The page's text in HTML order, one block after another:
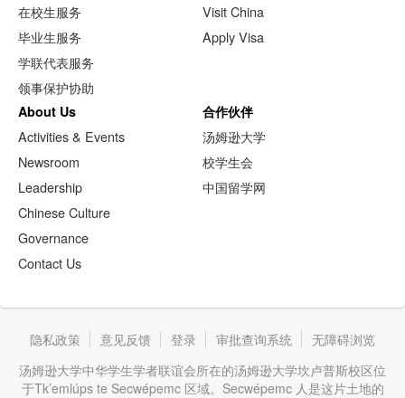
在校生服务
毕业生服务
学联代表服务
领事保护协助
Visit China
Apply Visa
About Us
Activities & Events
Newsroom
Leadership
Chinese Culture
Governance
Contact Us
合作伙伴
汤姆逊大学
校学生会
中国留学网
隐私政策 意见反馈 登录 审批查询系统
无障碍浏览
汤姆逊大学中华学生学者联谊会所在的汤姆逊大学坎卢普斯校区位
于Tk’emlúps te Secwépemc 区域。Secwépemc 人是这片土地的